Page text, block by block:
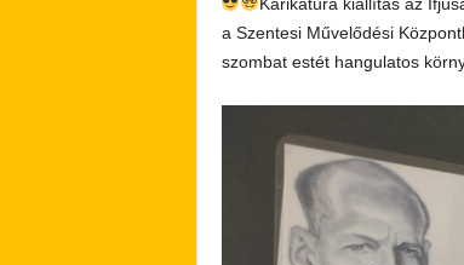
a Szentesi Művelődési
szombat estét hangulatos